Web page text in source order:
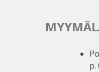
p.